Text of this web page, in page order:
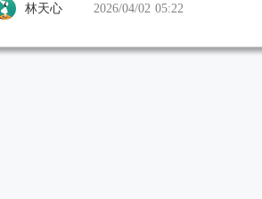
林天心 2026/04/02 05:22